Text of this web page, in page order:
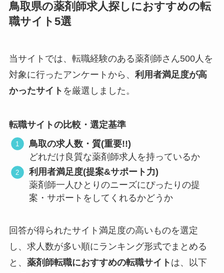
鳥取県の薬剤師求人探しにおすすめの転
職サイト5選
当サイトでは、転職経験のある薬剤師さん500人を
対象に行ったアンケートから、 利用者満足度が高
かったサイト を厳選しました。
転職サイトの比較・選定基準
鳥取の求人数・質(重要!!)
どれだけ良質な薬剤師求人を持っているか
利用者満足度(提案&サポート力)
薬剤師一人ひとりのニーズにぴったりの提
案・サポートをしてくれるかどうか
回答が得られたサイト満足度の高いものを選定
し、求人数が多い順にランキング形式でまとめる
と、 薬剤師転職におすすめの転職サイト は、以下